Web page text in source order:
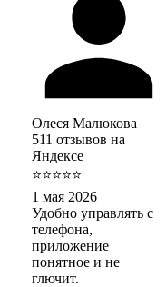
Олеся Малюкова
511 отзывов на
Яндексе
⭐⭐⭐⭐⭐
1 мая 2026
Удобно управлять с
телефона,
приложение
понятное и не
глючит.